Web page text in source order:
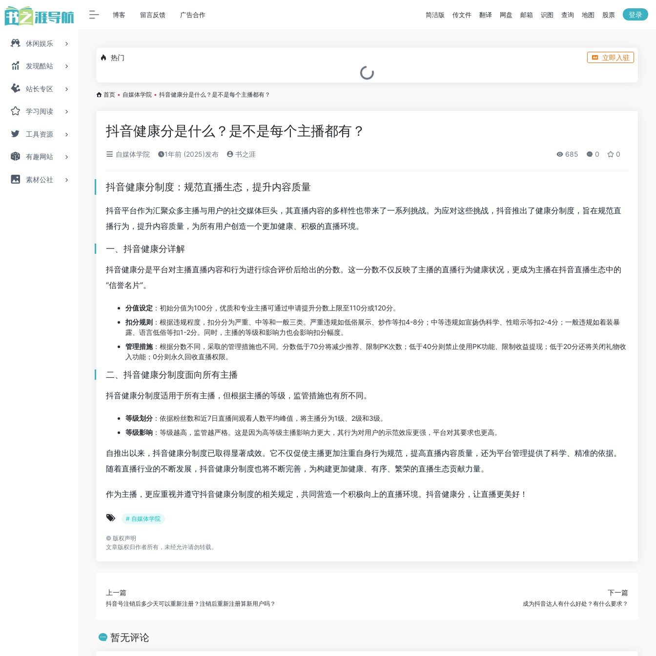
休闲娱乐
发现酷站
站长专区
学习阅读
工具资源
有趣网站
素材公社
博客 留言反馈 广告合作 简洁版 传文件 翻译 网盘 邮箱 识图 查询 地图 股票 登录
热门 立即入驻
首页 • 自媒体学院 • 抖音健康分是什么？是不是每个主播都有？
抖音健康分是什么？是不是每个主播都有？
自媒体学院 1年前 (2025)发布 书之涯 685 0 0
抖音健康分制度：规范直播生态，提升内容质量
抖音平台作为汇聚众多主播与用户的社交媒体巨头，其直播内容的多样性也带来了一系列挑战。为应对这些挑战，抖音推出了健康分制度，旨在规范直
播行为，提升内容质量，为所有用户创造一个更加健康、积极的直播环境。
一、抖音健康分详解
抖音健康分是平台对主播直播内容和行为进行综合评价后给出的分数。这一分数不仅反映了主播的直播行为健康状况，更成为主播在抖音直播生态中的
“信誉名片”。
分值设定 ：初始分值为100分，优质和专业主播可通过申请提升分数上限至110分或120分。
扣分规则 ：根据违规程度，扣分分为严重、中等和一般三类。严重违规如低俗展示、炒作等扣4-8分；中等违规如宣扬伪科学、性暗示等扣2-4分；一般违规如着装暴
露、语言低俗等扣1-2分。同时，主播的等级和影响力也会影响扣分幅度。
管理措施：根据分数不同，采取的管理措施也不同。分数低于70分将减少推荐、限制PK次数；低于40分则禁止使用PK功能、限制收益提现；低于20分还将关闭礼物收
入功能；0分则永久回收直播权限。
二、抖音健康分制度面向所有主播
抖音健康分制度适用于所有主播，但根据主播的等级，监管措施也有所不同。
等级划分 ：依据粉丝数和近7日直播间观看人数平均峰值，将主播分为1级、2级和3级。
等级影响 ：等级越高，监管越严格。这是因为高等级主播影响力更大，其行为对用户的示范效应更强，平台对其要求也更高。
自推出以来，抖音健康分制度已取得显著成效。它不仅促使主播更加注重自身行为规范，提高直播内容质量，还为平台管理提供了科学、精准的依据。
随着直播行业的不断发展，抖音健康分制度也将不断完善，为构建更加健康、有序、繁荣的直播生态贡献力量。
作为主播，更应重视并遵守抖音健康分制度的相关规定，共同营造一个积极向上的直播环境。抖音健康分，让直播更美好！
# 自媒体学院
© 版权声明
文章版权归作者所有，未经允许请勿转载。
上一篇
抖音号注销后多少天可以重新注册？注销后重新注册算新用户吗？
下一篇
成为抖音达人有什么好处？有什么要求？
暂无评论